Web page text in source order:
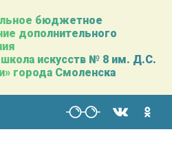
бюджетное
дополнительного
искусств № 8 им. Д.С.
города Смоленска